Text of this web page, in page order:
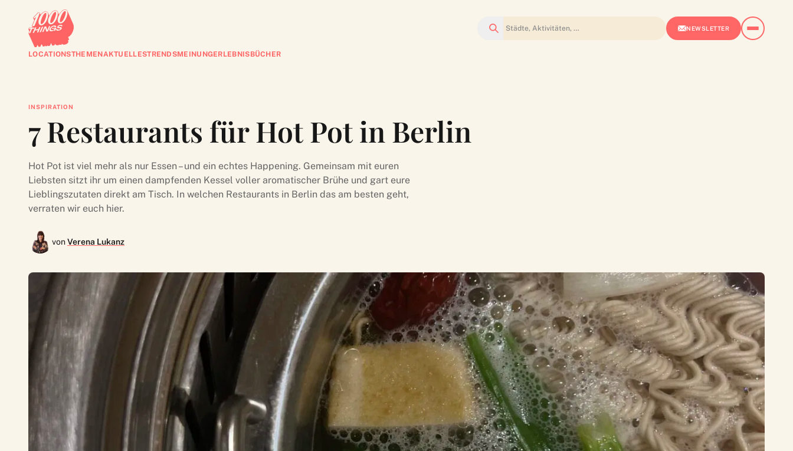
Suchen NEWSLETTER
LOCATIONSTHEMENAKTUELLESTRENDSMEINUNGERLEBNISBÜCHER
INSPIRATION
7 Restaurants für Hot Pot in Berlin
Hot Pot ist viel mehr als nur Essen – und ein echtes Happening. Gemeinsam mit euren
Liebsten sitzt ihr um einen dampfenden Kessel voller aromatischer Brühe und gart eure
Lieblingszutaten direkt am Tisch. In welchen Restaurants in Berlin das am besten geht,
verraten wir euch hier.
vonVerena Lukanz